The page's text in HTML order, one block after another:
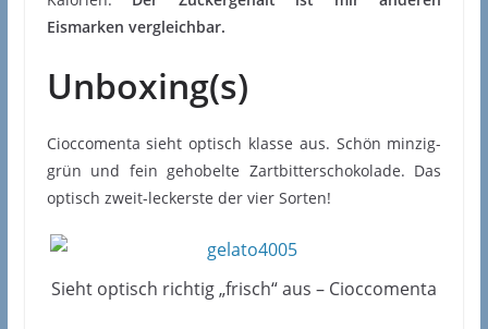
Eismarken vergleichbar.
Unboxing(s)
Cioccomenta sieht optisch klasse aus. Schön minzig-
grün und fein gehobelte Zartbitterschokolade. Das
optisch zweit-leckerste der vier Sorten!
Sieht optisch richtig „frisch“ aus – Cioccomenta